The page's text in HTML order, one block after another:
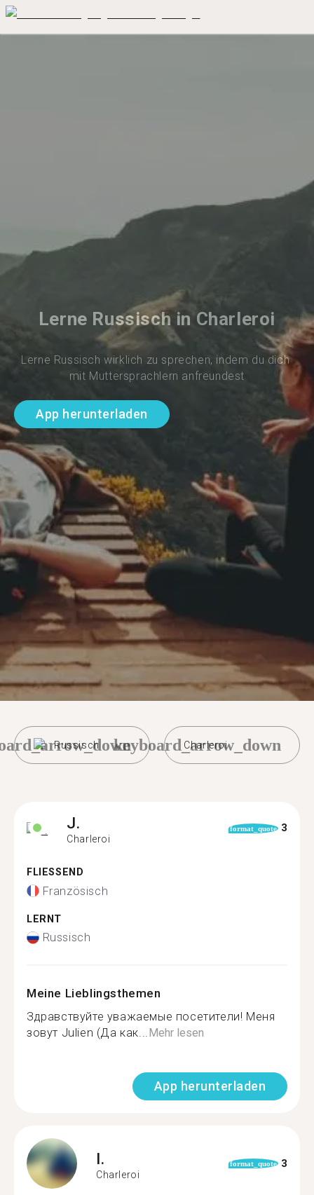
Lerne Russisch in Charleroi
Lerne Russisch wirklich zu sprechen, indem du dich
mit Muttersprachlern anfreundest
App herunterladen
Russisch Charleroi
keyboard_arrow_down
J.
Charleroi
format_quote 3
FLIESSEND
Französisch
LERNT
Russisch
Meine Lieblingsthemen
Здравствуйте уважаемые посетители! Меня
зовут Julien (Да как...Mehr lesen
App herunterladen
I.
Charleroi
format_quote 3